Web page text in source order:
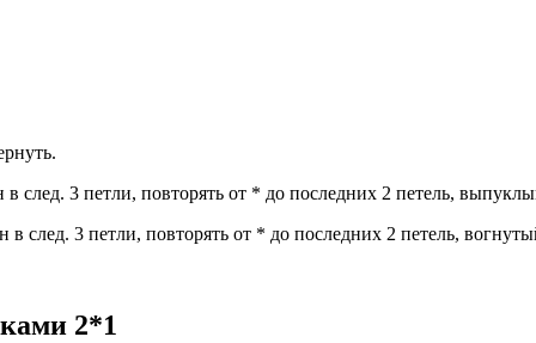
след. 3 петли, повторять от * до последних 2 петель,
след. 3 петли, повторять от * до последних 2 петель,
2*1